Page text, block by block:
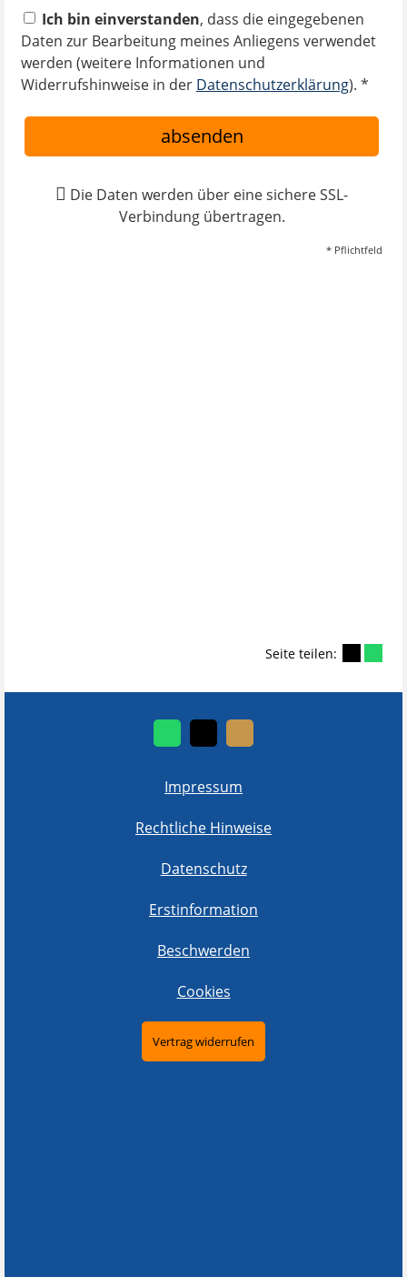
Ich bin einverstanden, dass die eingegebenen
Daten zur Bearbeitung meines Anliegens verwendet
werden (weitere Informationen und
Widerrufshinweise in der Datenschutzerklärung). *
absenden
Die Daten werden über eine sichere SSL-
Verbindung übertragen.
* Pflichtfeld
Seite teilen:
Impressum
Rechtliche Hinweise
Datenschutz
Erstinformation
Beschwerden
Cookies
Vertrag widerrufen